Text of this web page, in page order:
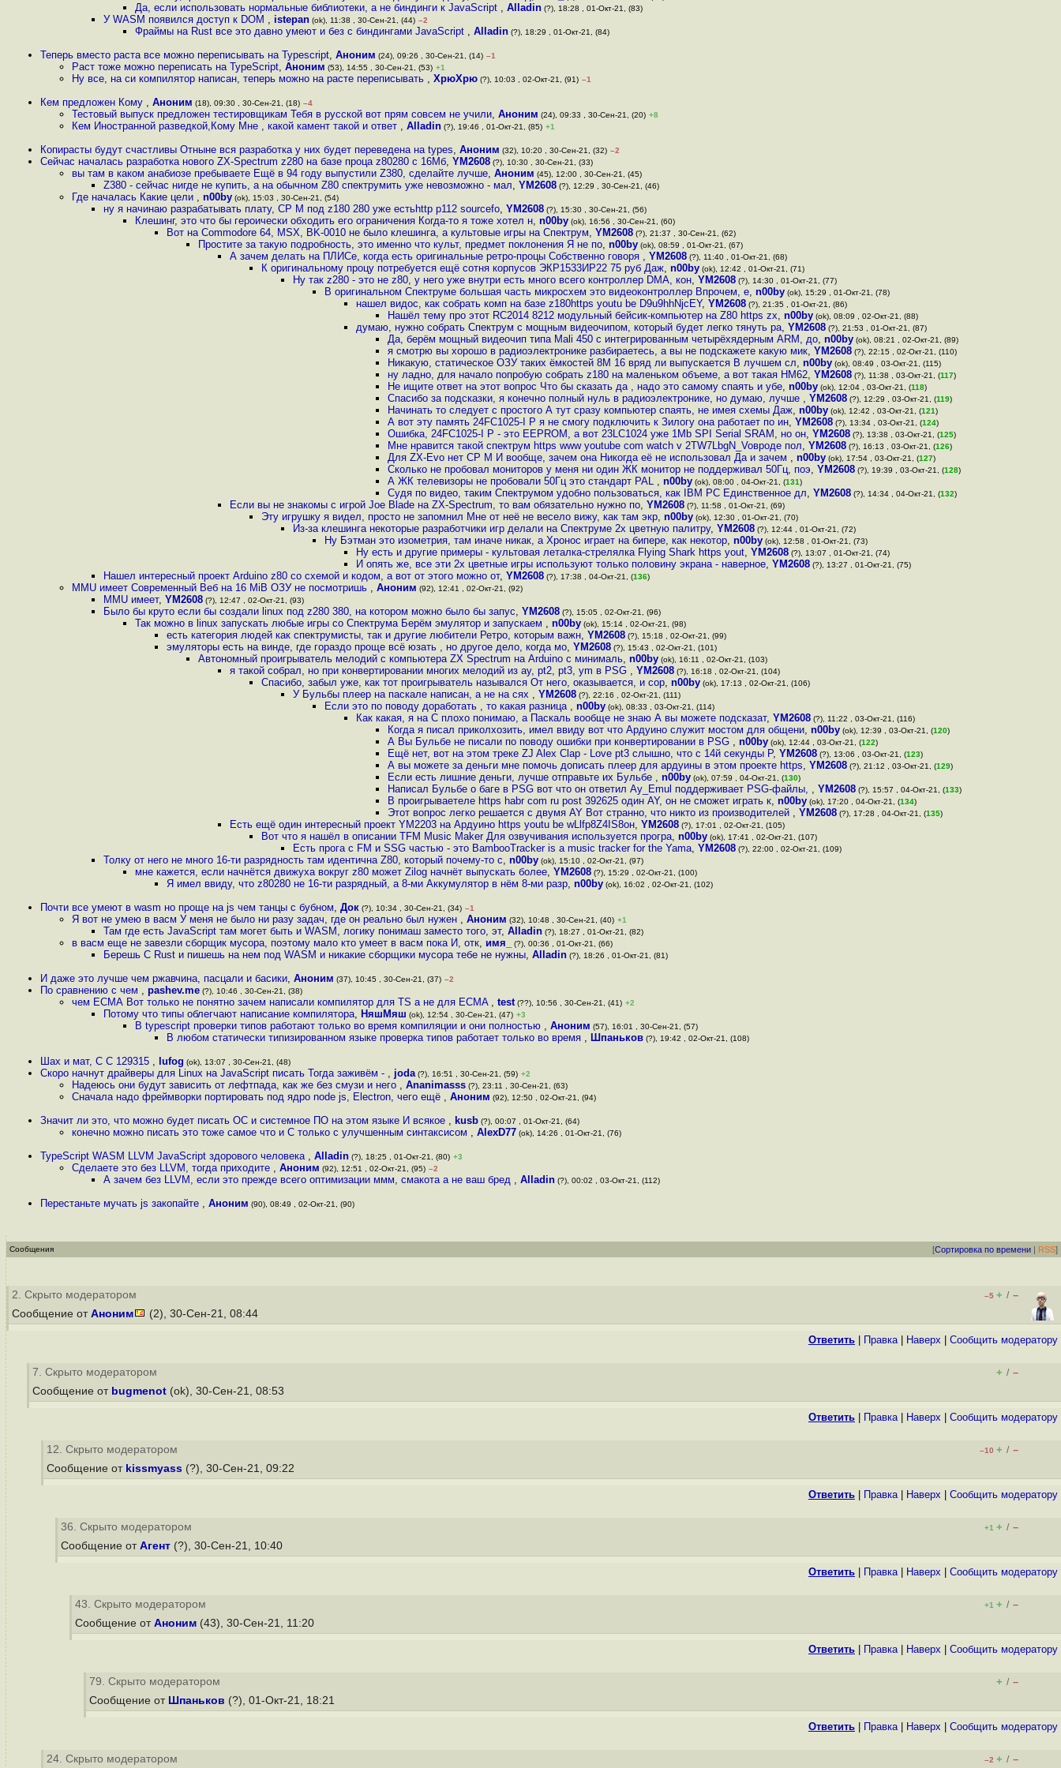
Да, если использовать нормальные библиотеки, а не биндинги к JavaScript , Alladin (?), 18:28 , 01-Окт-21, (83)
У WASM появился доступ к DOM , istepan (ok), 11:38 , 30-Сен-21, (44) –2
Фраймы на Rust все это давно умеют и без с биндингами JavaScript , Alladin (?), 18:29 , 01-Окт-21, (84)
Теперь вместо раста все можно переписывать на Typescript, Аноним (24), 09:26 , 30-Сен-21, (14) –1
Раст тоже можно переписать на TypeScript, Аноним (53), 14:55 , 30-Сен-21, (53) +1
Ну все, на си компилятор написан, теперь можно на расте переписывать , ХрюХрю (?), 10:03 , 02-Окт-21, (91) –1
Кем предложен Кому , Аноним (18), 09:30 , 30-Сен-21, (18) –4
Тестовый выпуск предложен тестировщикам Тебя в русской вот прям совсем не учили, Аноним (24), 09:33 , 30-Сен-21, (20) +8
Кем Иностранной разведкой,Кому Мне , какой камент такой и ответ , Alladin (?), 19:46 , 01-Окт-21, (85) +1
Копирасты будут счастливы Отныне вся разработка у них будет переведена на types, Аноним (32), 10:20 , 30-Сен-21, (32) –2
Сейчас началась разработка нового ZX-Spectrum z280 на базе проца z80280 с 16Мб, YM2608 (?), 10:30 , 30-Сен-21, (33)
вы там в каком анабиозе пребываете Ещё в 94 году выпустили Z380, сделайте лучше, Аноним (45), 12:00 , 30-Сен-21, (45)
Z380 - сейчас нигде не купить, а на обычном Z80 спектрумить уже невозможно - мал, YM2608 (?), 12:29 , 30-Сен-21, (46)
Где началась Какие цели , n00by (ok), 15:03 , 30-Сен-21, (54)
ну я начинаю разрабатывать плату, СР М под z180 280 уже естьhttp p112 sourcefo, YM2608 (?), 15:30 , 30-Сен-21, (56)
Клешинг, это что бы героически обходить его ограничения Когда-то я тоже хотел н, n00by (ok), 16:56 , 30-Сен-21, (60)
Вот на Commodore 64, MSX, BK-0010 не было клешинга, а культовые игры на Спектрум, YM2608 (?), 21:37 , 30-Сен-21, (62)
Простите за такую подробность, это именно что культ, предмет поклонения Я не по, n00by (ok), 08:59 , 01-Окт-21, (67)
А зачем делать на ПЛИСе, когда есть оригинальные ретро-процы Собственно говоря , YM2608 (?), 11:40 , 01-Окт-21, (68)
К оригинальному процу потребуется ещё сотня корпусов ЭКР1533ИР22 75 руб Даж, n00by (ok), 12:42 , 01-Окт-21, (71)
Ну так z280 - это не z80, у него уже внутри есть много всего контроллер DMA, кон, YM2608 (?), 14:30 , 01-Окт-21, (77)
В оригинальном Спектруме большая часть микросхем это видеоконтроллер Впрочем, е, n00by (ok), 15:29 , 01-Окт-21, (78)
нашел видос, как собрать комп на базе z180https youtu be D9u9hhNjcEY, YM2608 (?), 21:35 , 01-Окт-21, (86)
Нашёл тему про этот RC2014 8212 модульный бейсик-компьютер на Z80 https zx, n00by (ok), 08:09 , 02-Окт-21, (88)
думаю, нужно собрать Спектрум с мощным видеочипом, который будет легко тянуть ра, YM2608 (?), 21:53 , 01-Окт-21, (87)
Да, берём мощный видеочип типа Mali 450 с интегрированным четырёхядерным ARM, до, n00by (ok), 08:21 , 02-Окт-21, (89)
я смотрю вы хорошо в радиоэлектронике разбираетесь, а вы не подскажете какую мик, YM2608 (?), 22:15 , 02-Окт-21, (110)
Никакую, статическое ОЗУ таких ёмкостей 8М 16 вряд ли выпускается В лучшем сл, n00by (ok), 08:49 , 03-Окт-21, (115)
ну ладно, для начало попробую собрать z180 на маленьком объеме, а вот такая HM62, YM2608 (?), 11:38 , 03-Окт-21, (117)
Не ищите ответ на этот вопрос Что бы сказать да , надо это самому спаять и убе, n00by (ok), 12:04 , 03-Окт-21, (118)
Спасибо за подсказки, я конечно полный нуль в радиоэлектронике, но думаю, лучше , YM2608 (?), 12:29 , 03-Окт-21, (119)
Начинать то следует с простого А тут сразу компьютер спаять, не имея схемы Даж, n00by (ok), 12:42 , 03-Окт-21, (121)
А вот эту память 24FC1025-I P я не смогу подключить к Зилогу она работает по ин, YM2608 (?), 13:34 , 03-Окт-21, (124)
Ошибка, 24FC1025-I P - это EEPROM, а вот 23LC1024 уже 1Mb SPI Serial SRAM, но он, YM2608 (?), 13:38 , 03-Окт-21, (125)
Мне нравится такой спектрум https www youtube com watch v 2TW7LbgN_Voвроде пол, YM2608 (?), 16:13 , 03-Окт-21, (126)
Для ZX-Evo нет CP M И вообще, зачем она Никогда её не использовал Да и зачем , n00by (ok), 17:54 , 03-Окт-21, (127)
Сколько не пробовал мониторов у меня ни один ЖК монитор не поддерживал 50Гц, поэ, YM2608 (?), 19:39 , 03-Окт-21, (128)
А ЖК телевизоры не пробовали 50Гц это стандарт PAL , n00by (ok), 08:00 , 04-Окт-21, (131)
Судя по видео, таким Спектрумом удобно пользоваться, как IBM PC Единственное дл, YM2608 (?), 14:34 , 04-Окт-21, (132)
Если вы не знакомы с игрой Joe Blade на ZX-Spectrum, то вам обязательно нужно по, YM2608 (?), 11:58 , 01-Окт-21, (69)
Эту игрушку я видел, просто не запомнил Мне от неё не весело вижу, как там экр, n00by (ok), 12:30 , 01-Окт-21, (70)
Из-за клешинга некоторые разработчики игр делали на Спектруме 2х цветную палитру, YM2608 (?), 12:44 , 01-Окт-21, (72)
Ну Бэтман это изометрия, там иначе никак, а Хронос играет на бипере, как некотор, n00by (ok), 12:58 , 01-Окт-21, (73)
Ну есть и другие примеры - культовая леталка-стрелялка Flying Shark https yout, YM2608 (?), 13:07 , 01-Окт-21, (74)
И опять же, все эти 2х цветные игры используют только половину экрана - наверное, YM2608 (?), 13:27 , 01-Окт-21, (75)
Нашел интересный проект Arduino z80 со схемой и кодом, а вот от этого можно от, YM2608 (?), 17:38 , 04-Окт-21, (136)
MMU имеет Современный Веб на 16 MiB ОЗУ не посмотришь , Аноним (92), 12:41 , 02-Окт-21, (92)
MMU имеет, YM2608 (?), 12:47 , 02-Окт-21, (93)
Было бы круто если бы создали linux под z280 380, на котором можно было бы запус, YM2608 (?), 15:05 , 02-Окт-21, (96)
Так можно в linux запускать любые игры со Спектрума Берём эмулятор и запускаем , n00by (ok), 15:14 , 02-Окт-21, (98)
есть категория людей как спектрумисты, так и другие любители Ретро, которым важн, YM2608 (?), 15:18 , 02-Окт-21, (99)
эмуляторы есть на винде, где гораздо проще всё юзать , но другое дело, когда мо, YM2608 (?), 15:43 , 02-Окт-21, (101)
Автономный проигрыватель мелодий с компьютера ZX Spectrum на Arduino с минималь, n00by (ok), 16:11 , 02-Окт-21, (103)
я такой собрал, но при конвертировании многих мелодий из ay, pt2, pt3, ym в PSG , YM2608 (?), 16:18 , 02-Окт-21, (104)
Спасибо, забыл уже, как тот проигрыватель назывался От него, оказывается, и сор, n00by (ok), 17:13 , 02-Окт-21, (106)
У Бульбы плеер на паскале написан, а не на сях , YM2608 (?), 22:16 , 02-Окт-21, (111)
Если это по поводу доработать , то какая разница , n00by (ok), 08:33 , 03-Окт-21, (114)
Как какая, я на С плохо понимаю, а Паскаль вообще не знаю А вы можете подсказат, YM2608 (?), 11:22 , 03-Окт-21, (116)
Когда я писал приколхозить, имел ввиду вот что Ардуино служит мостом для общени, n00by (ok), 12:39 , 03-Окт-21, (120)
А Вы Бульбе не писали по поводу ошибки при конвертировании в PSG , n00by (ok), 12:44 , 03-Окт-21, (122)
Ещё нет, вот на этом треке ZJ Alex Clap - Love pt3 слышно, что с 14й секунды P, YM2608 (?), 13:06 , 03-Окт-21, (123)
А вы можете за деньги мне помочь дописать плеер для ардуины в этом проекте https, YM2608 (?), 21:12 , 03-Окт-21, (129)
Если есть лишние деньги, лучше отправьте их Бульбе , n00by (ok), 07:59 , 04-Окт-21, (130)
Написал Бульбе о баге в PSG вот что он ответил Ay_Emul поддерживает PSG-файлы, , YM2608 (?), 15:57 , 04-Окт-21, (133)
В проигрываетеле https habr com ru post 392625 один AY, он не сможет играть к, n00by (ok), 17:20 , 04-Окт-21, (134)
Этот вопрос легко решается с двумя AY Вот странно, что никто из производителей , YM2608 (?), 17:28 , 04-Окт-21, (135)
Есть ещё один интересный проект YM2203 на Ардуино https youtu be wLlfp8Z4IS8он, YM2608 (?), 17:01 , 02-Окт-21, (105)
Вот что я нашёл в описании TFM Music Maker Для озвучивания используется програ, n00by (ok), 17:41 , 02-Окт-21, (107)
Есть прога c FM и SSG частью - это BambooTracker is a music tracker for the Yama, YM2608 (?), 22:00 , 02-Окт-21, (109)
Толку от него не много 16-ти разрядность там идентична Z80, который почему-то с, n00by (ok), 15:10 , 02-Окт-21, (97)
мне кажется, если начнётся движуха вокруг z80 может Zilog начнёт выпускать более, YM2608 (?), 15:29 , 02-Окт-21, (100)
Я имел ввиду, что z80280 не 16-ти разрядный, а 8-ми Аккумулятор в нём 8-ми разр, n00by (ok), 16:02 , 02-Окт-21, (102)
Почти все умеют в wasm но проще на js чем танцы с бубном, Док (?), 10:34 , 30-Сен-21, (34) –1
Я вот не умею в васм У меня не было ни разу задач, где он реально был нужен , Аноним (32), 10:48 , 30-Сен-21, (40) +1
Там где есть JavaScript там могет быть и WASM, логику понимаш заместо того, эт, Alladin (?), 18:27 , 01-Окт-21, (82)
в васм еще не завезли сборщик мусора, поэтому мало кто умеет в васм пока И, отк, имя_ (?), 00:36 , 01-Окт-21, (66)
Берешь C Rust и пишешь на нем под WASM и никакие сборщики мусора тебе не нужны, Alladin (?), 18:26 , 01-Окт-21, (81)
И даже это лучше чем ржавчина, пасцали и басики, Аноним (37), 10:45 , 30-Сен-21, (37) –2
По сравнению с чем , pashev.me (?), 10:46 , 30-Сен-21, (38)
чем ЕСМА Вот только не понятно зачем написали компилятор для TS а не для ECMA , test (??), 10:56 , 30-Сен-21, (41) +2
Потому что типы облегчают написание компилятора, НяшМяш (ok), 12:54 , 30-Сен-21, (47) +3
В typescript проверки типов работают только во время компиляции и они полностью , Аноним (57), 16:01 , 30-Сен-21, (57)
В любом статически типизированном языке проверка типов работает только во время , Шпаньков (?), 19:42 , 02-Окт-21, (108)
Шах и мат, C C 129315 , lufog (ok), 13:07 , 30-Сен-21, (48)
Скоро начнут драйверы для Linux на JavaScript писать Тогда заживём - , joda (?), 16:51 , 30-Сен-21, (59) +2
Надеюсь они будут зависить от лефтпада, как же без смузи и него , Ananimasss (?), 23:11 , 30-Сен-21, (63)
Сначала надо фреймворки портировать под ядро node js, Electron, чего ещё , Аноним (92), 12:50 , 02-Окт-21, (94)
Значит ли это, что можно будет писать ОС и системное ПО на этом языке И всякое , kusb (?), 00:07 , 01-Окт-21, (64)
конечно можно писать это тоже самое что и С только с улучшенным синтаксисом , AlexD77 (ok), 14:26 , 01-Окт-21, (76)
TypeScript WASM LLVM JavaScript здорового человека , Alladin (?), 18:25 , 01-Окт-21, (80) +3
Сделаете это без LLVM, тогда приходите , Аноним (92), 12:51 , 02-Окт-21, (95) –2
А зачем без LLVM, если это прежде всего оптимизации ммм, смакота а не ваш бред , Alladin (?), 00:02 , 03-Окт-21, (112)
Перестаньте мучать js закопайте , Аноним (90), 08:49 , 02-Окт-21, (90)
Сообщения [Сортировка по времени | RSS]
2. Скрыто модератором –5 + / –
Сообщение от Аноним (2), 30-Сен-21, 08:44
Ответить Правка| Наверх Cообщить модератору
7. Скрыто модератором + / –
Сообщение от bugmenot (ok), 30-Сен-21, 08:53
Ответить Правка| Наверх Cообщить модератору
12. Скрыто модератором –10 + / –
Сообщение от kissmyass (?), 30-Сен-21, 09:22
Ответить Правка| Наверх Cообщить модератору
36. Скрыто модератором +1 + / –
Сообщение от Агент (?), 30-Сен-21, 10:40
Ответить Правка| Наверх Cообщить модератору
43. Скрыто модератором +1 + / –
Сообщение от Аноним (43), 30-Сен-21, 11:20
Ответить Правка| Наверх Cообщить модератору
79. Скрыто модератором + / –
Сообщение от Шпаньков (?), 01-Окт-21, 18:21
Ответить Правка| Наверх Cообщить модератору
24. Скрыто модератором –2 + / –